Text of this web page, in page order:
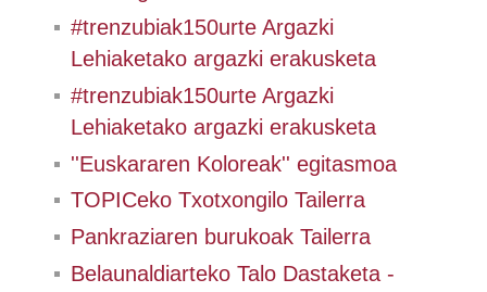
#trenzubiak150urte Argazki
Lehiaketako argazki erakusketa
#trenzubiak150urte Argazki
Lehiaketako argazki erakusketa
''Euskararen Koloreak'' egitasmoa
TOPICeko Txotxongilo Tailerra
Pankraziaren burukoak Tailerra
Belaunaldiarteko Talo Dastaketa -